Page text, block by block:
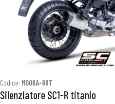
Codice: MG06A-89T
Silenziatore SC1-R titanio